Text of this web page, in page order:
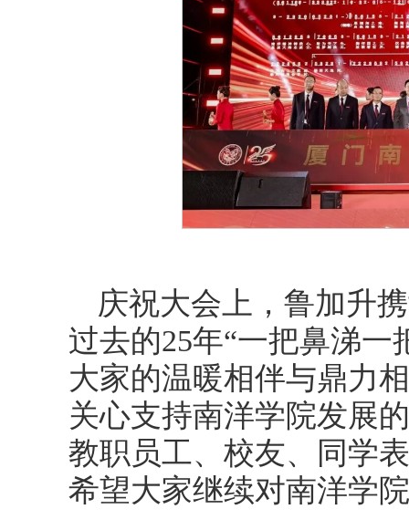
庆祝大会上，鲁加升
过去的25年“一把鼻涕
大家的温暖相伴与鼎力
关心支持南洋学院发展
教职员工、校友、同学
希望大家继续对南洋学